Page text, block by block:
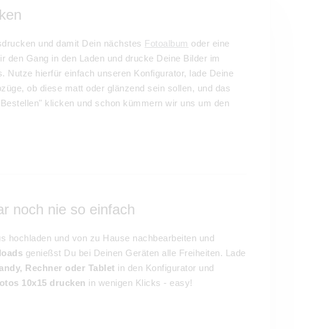
und damit Dein nächstes Fotoalbum oder eine
den Gang in den Laden und drucke Deine Bilder im
Nutze hierfür einfach unseren Konfigurator, lade Deine
ob diese matt oder glänzend sein sollen, und das
klicken und schon kümmern wir uns um den
noch nie so einfach
hochladen und von zu Hause nachbearbeiten und
genießst Du bei Deinen Geräten alle Freiheiten. Lade
Rechner oder Tablet in den Konfigurator und
10x15 drucken in wenigen Klicks - easy!